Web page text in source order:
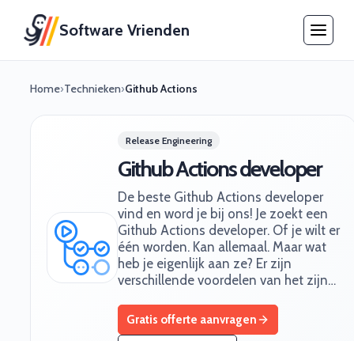
Software Vrienden
Home›Technieken›Github Actions
Release Engineering
Github Actions developer
De beste Github Actions developer
vind en word je bij ons! Je zoekt een
Github Actions developer. Of je wilt er
één worden. Kan allemaal. Maar wat
heb je eigenlijk aan ze? Er zijn
verschillende voordelen van het zijn…
Gratis offerte aanvragen